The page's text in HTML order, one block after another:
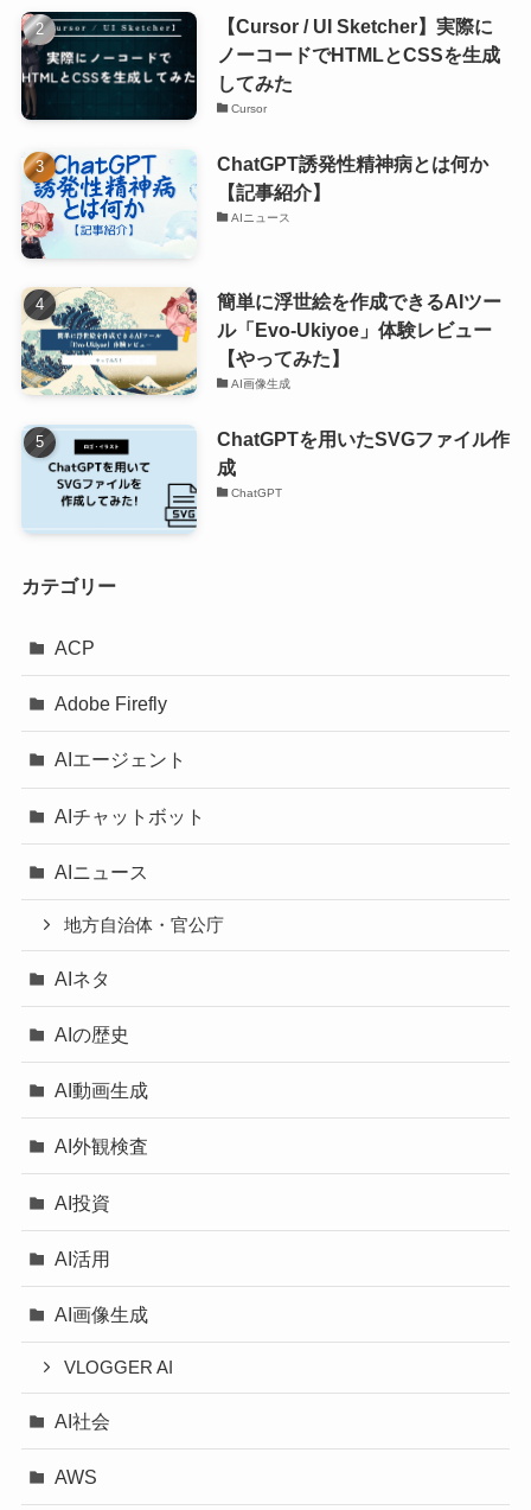
【Cursor / UI Sketcher】実際に
ノーコードでHTMLとCSSを生成
してみた
Cursor
ChatGPT誘発性精神病とは何か
【記事紹介】
AIニュース
簡単に浮世絵を作成できるAIツー
ル「Evo-Ukiyoe」体験レビュー
【やってみた】
AI画像生成
ChatGPTを用いたSVGファイル作
成
ChatGPT
カテゴリー
ACP
Adobe Firefly
AIエージェント
AIチャットボット
AIニュース
地方自治体・官公庁
AIネタ
AIの歴史
AI動画生成
AI外観検査
AI投資
AI活用
AI画像生成
VLOGGER AI
AI社会
AWS